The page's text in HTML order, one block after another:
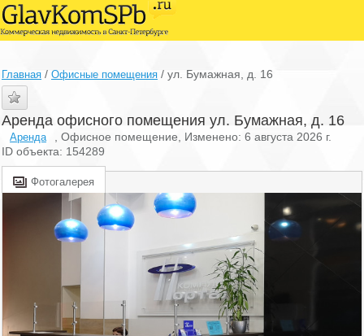
Главная / Офисные помещения / ул. Бумажная, д. 16
Аренда офисного помещения ул. Бумажная, д. 16
Аренда
, Офисное помещение, Изменено: 6 августа 2026 г.
ID объекта: 154289
Фотогалерея